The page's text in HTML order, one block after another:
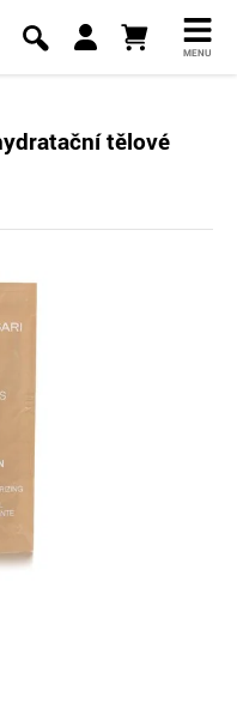
MENU
tělové